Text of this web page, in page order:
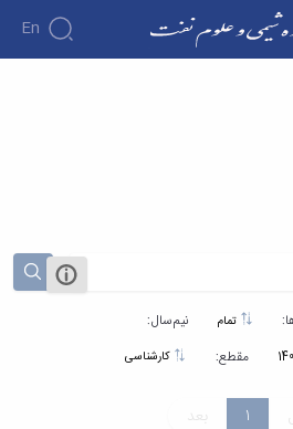
En
شیمی و علوم نفت
نیم‌سال:
مقطع: کارشناسی
1 بعد